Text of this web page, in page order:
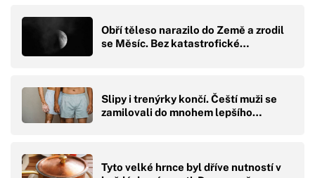
Obří těleso narazilo do Země a zrodil
se Měsíc. Bez katastrofické…
Slipy i trenýrky končí. Čeští muži se
zamilovali do mnohem lepšího…
Tyto velké hrnce byl dříve nutností v